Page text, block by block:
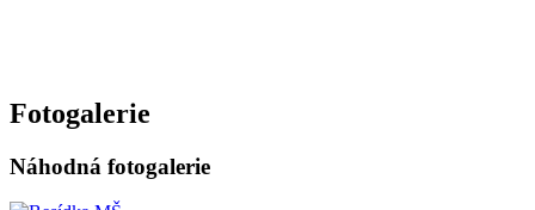
Fotogalerie
Náhodná fotogalerie